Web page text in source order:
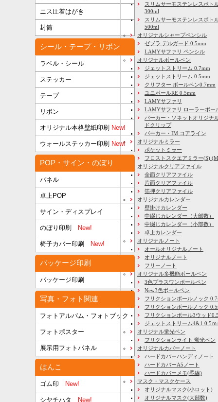
ニス圧着はがき
封筒
シール・テープ・リボン
ラベル・シール
ステッカー
テープ
リボン
オリジナル本格壁紙印刷 New!
ウォールステッカー印刷 New!
POP・サイン・のぼり
パネル
卓上POP
サイン・ディスプレイ
のぼり印刷 New!
椅子カバー印刷 New!
パッケージ印刷
パッケージ印刷
写真・フォト関連
フォトアルバム・フォトブック
フォトポスター
展示用フォトパネル
はんこ
ゴム印 New!
シヤチハタ New!
スリムサーモステンレスボト
300ml
スリムサーモステンレスボト
500ml
オリジナルシャープペンシル
ゼブラ デルガード 0.5mm
LAMYサファリ ペンシル
オリジナルボールペン
ジェットストリーム 0.7mm
ジェットストリーム 0.5mm
クリフター ボールペン0.7mm
ユニボールRE 0.5mm
LAMYサファリ
LAMYサファリ ローラーボー
パーカー・ソネットオリジナ
ドクリップ
パーカー・IM コアライン
オリジナルミラー
ポケットミラー
フロストスクエアミラー(S)
オリジナルクリアファイル
全面クリアファイル
片面クリアファイル
箔押クリアファイル
オリジナルカレンダー
壁掛けカレンダー
中綴じカレンダー（大部数）
中綴じカレンダー（小部数）
卓上カレンダー
オリジナルノート
オールオリジナルノート
オリジナルノート
フリーノート
オリジナル多機能ボールペン
3色プラスワンボールペン
New3色ボールペン
フリクションボールノック
フリクションボールノック
フリクションボール3ウッド
ジェットストリーム4&1 0.5ｍ
オリジナル蛍光ペン
フリクションライト 蛍光ペン
オリジナルカバーノート
ハードカバーハンディノート
ハードカバーA5ノート
ハードカバーメモ(罫線)
マスク・マスクケース
オリジナルマスク(小ロット)
オリジナルマスク(大部数)